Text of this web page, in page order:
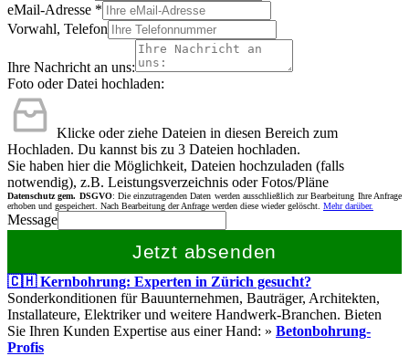
eMail-Adresse *
Vorwahl, Telefon
Ihre Nachricht an uns:
Foto oder Datei hochladen:
Klicke oder ziehe Dateien in diesen Bereich zum
Hochladen. Du kannst bis zu 3 Dateien hochladen.
Sie haben hier die Möglichkeit, Dateien hochzuladen (falls
notwendig), z.B. Leistungsverzeichnis oder Fotos/Pläne
Datenschutz gem. DSGVO: Die einzutragenden Daten werden ausschließlich zur Bearbeitung Ihre Anfrage
erhoben und gespeichert. Nach Bearbeitung der Anfrage werden diese wieder gelöscht. Mehr darüber.
Message
Jetzt absenden
🇨🇭 Kernbohrung: Experten in Zürich gesucht?
Sonderkonditionen für Bauunternehmen, Bauträger, Architekten,
Installateure, Elektriker und weitere Handwerk-Branchen. Bieten
Sie Ihren Kunden Expertise aus einer Hand: » Betonbohrung-
Profis